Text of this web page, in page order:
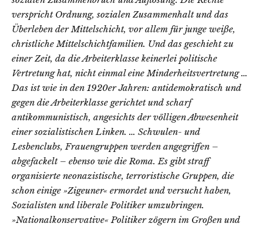
verspricht Ordnung, sozialen Zusammenhalt und das
Überleben der Mittelschicht, vor allem für junge weiße,
christliche Mittelschichtfamilien. Und das geschieht zu
einer Zeit, da die Arbeiterklasse keinerlei politische
Vertretung hat, nicht einmal eine Minderheitsvertretung …
Das ist wie in den 1920er Jahren: antidemokratisch und
gegen die Arbeiterklasse gerichtet und scharf
antikommunistisch, angesichts der völligen Abwesenheit
einer sozialistischen Linken. … Schwulen- und
Lesbenclubs, Frauengruppen werden angegriffen –
abgefackelt – ebenso wie die Roma. Es gibt straff
organisierte neonazistische, terroristische Gruppen, die
schon einige »Zigeuner« ermordet und versucht haben,
Sozialisten und liberale Politiker umzubringen.
»Nationalkonservative« Politiker zögern im Großen und